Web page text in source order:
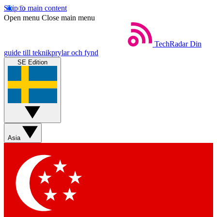
Skip to main content
Open menu Close main menu
TechRadar Din
guide till teknikprylar och fynd
SE Edition
Asia